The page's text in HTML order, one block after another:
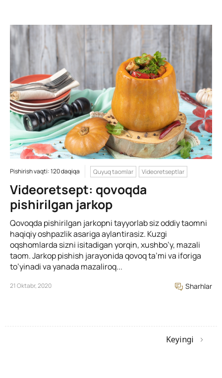
Pishirish vaqti: 120 daqiqa Quyuq taomlar Videoretseptlar
Videoretsept: qovoqda
pishirilgan jarkop
Qovoqda pishirilgan jarkopni tayyorlab siz oddiy taomni
haqiqiy oshpazlik asariga aylantirasiz. Kuzgi
oqshomlarda sizni isitadigan yorqin, xushbo’y, mazali
taom. Jarkop pishish jarayonida qovoq ta’mi va iforiga
to’yinadi va yanada mazaliroq...
21 Oktabr, 2020 Sharhlar
Keyingi